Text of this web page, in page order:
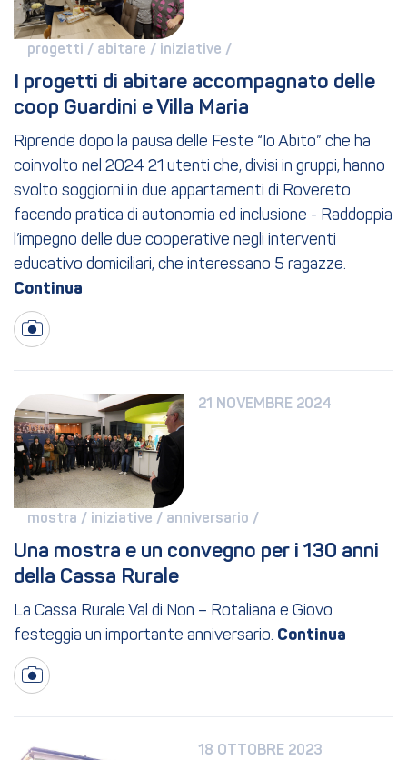
progetti / abitare / iniziative /
I progetti di abitare accompagnato delle
coop Guardini e Villa Maria
Riprende dopo la pausa delle Feste “Io Abito” che ha
coinvolto nel 2024 21 utenti che, divisi in gruppi, hanno
svolto soggiorni in due appartamenti di Rovereto
facendo pratica di autonomia ed inclusione - Raddoppia
l’impegno delle due cooperative negli interventi
educativo domiciliari, che interessano 5 ragazze.
21 NOVEMBRE 2024
mostra / iniziative / anniversario /
Una mostra e un convegno per i 130 anni
della Cassa Rurale
La Cassa Rurale Val di Non – Rotaliana e Giovo
festeggia un importante anniversario.
18 OTTOBRE 2023